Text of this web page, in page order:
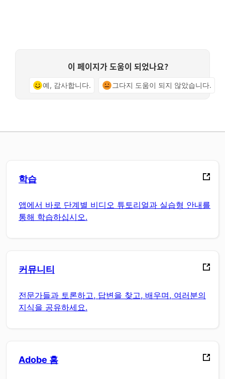
이 페이지가 도움이 되었나요?
예, 감사합니다. 그다지 도움이 되지 않았습니다.
학습
앱에서 바로 단계별 비디오 튜토리얼과 실습형 안내를
통해 학습하십시오.
커뮤니티
전문가들과 토론하고, 답변을 찾고, 배우며, 여러분의
지식을 공유하세요.
Adobe 홈